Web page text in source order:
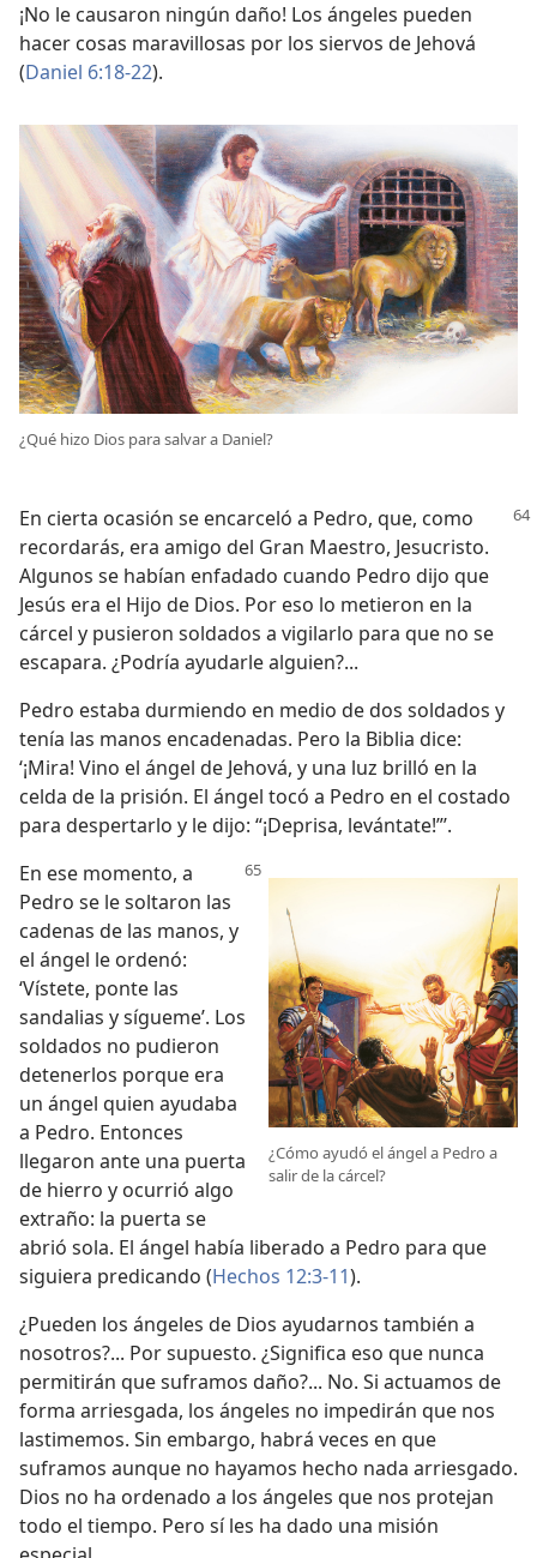
¡No le causaron ningún daño! Los ángeles pueden
hacer cosas maravillosas por los siervos de Jehová
(Daniel 6:18-22).
¿Qué hizo Dios para salvar a Daniel?
En cierta ocasión se encarceló a Pedro, que, como
recordarás, era amigo del Gran Maestro, Jesucristo.
Algunos se habían enfadado cuando Pedro dijo que
Jesús era el Hijo de Dios. Por eso lo metieron en la
cárcel y pusieron soldados a vigilarlo para que no se
escapara. ¿Podría ayudarle alguien?...
Pedro estaba durmiendo en medio de dos soldados y
tenía las manos encadenadas. Pero la Biblia dice:
‘¡Mira! Vino el ángel de Jehová, y una luz brilló en la
celda de la prisión. El ángel tocó a Pedro en el costado
para despertarlo y le dijo: “¡Deprisa, levántate!”’.
¿Cómo ayudó el ángel a Pedro a
salir de la cárcel?
En ese momento, a
Pedro se le soltaron las
cadenas de las manos, y
el ángel le ordenó:
‘Vístete, ponte las
sandalias y sígueme’. Los
soldados no pudieron
detenerlos porque era
un ángel quien ayudaba
a Pedro. Entonces
llegaron ante una puerta
de hierro y ocurrió algo
extraño: la puerta se
abrió sola. El ángel había liberado a Pedro para que
siguiera predicando (Hechos 12:3-11).
¿Pueden los ángeles de Dios ayudarnos también a
nosotros?... Por supuesto. ¿Significa eso que nunca
permitirán que suframos daño?... No. Si actuamos de
forma arriesgada, los ángeles no impedirán que nos
lastimemos. Sin embargo, habrá veces en que
suframos aunque no hayamos hecho nada arriesgado.
Dios no ha ordenado a los ángeles que nos protejan
todo el tiempo. Pero sí les ha dado una misión